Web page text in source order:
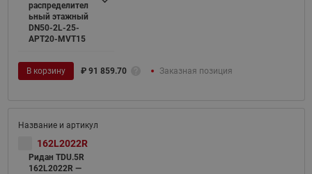
распределител
ьный этажный
DN50-2L-25-
APT20-MVT15
В корзину ₽ 91 859.70 Заказная позиция
162L2022R
Ридан TDU.5R
162L2022R —